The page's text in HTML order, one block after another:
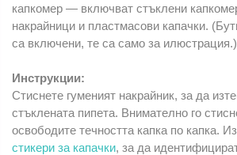
капкомер — включват стъклени
накрайници и пластмасови капачки.
са включени, те са само за илюстрация.)
Инструкции:
Стиснете гуменият накрайник, за да
стъклената пипета. Внимателно го
освободите течността капка по капка.
стикери за капачки, за да